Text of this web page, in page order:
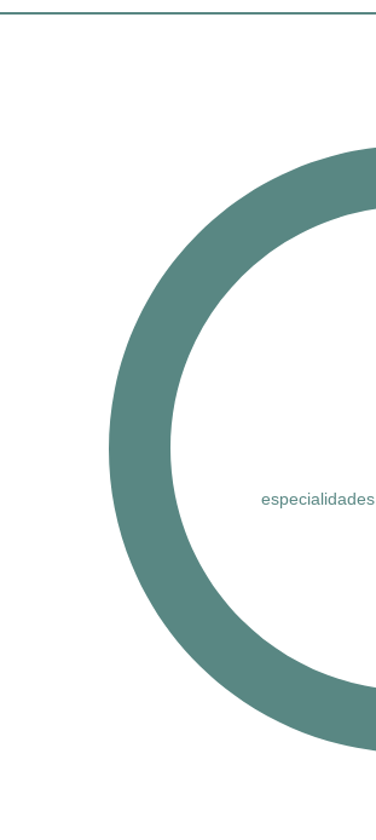
especialidades